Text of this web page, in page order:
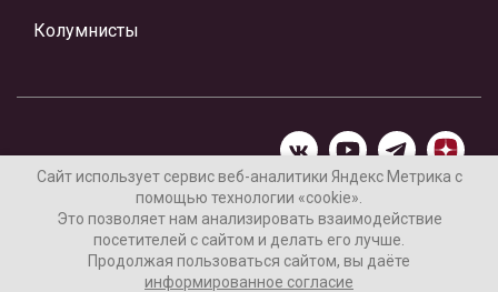
Колумнисты
Материалы предоставлены редакцией Интернет-газеты
«Ваши новости»
Нашли ошибку? Выделите ее и нажмите Ctrl+Enter
Сайт использует сервис веб-аналитики Яндекс Метрика с
помощью технологии «cookie».
Это позволяет нам анализировать взаимодействие
посетителей с сайтом и делать его лучше.
Продолжая пользоваться сайтом, вы даёте
информированное согласие